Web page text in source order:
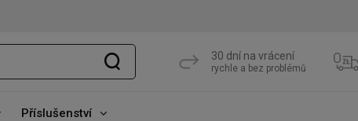
30 dní na vrácení
rychle a bez problémů
Příslušenství